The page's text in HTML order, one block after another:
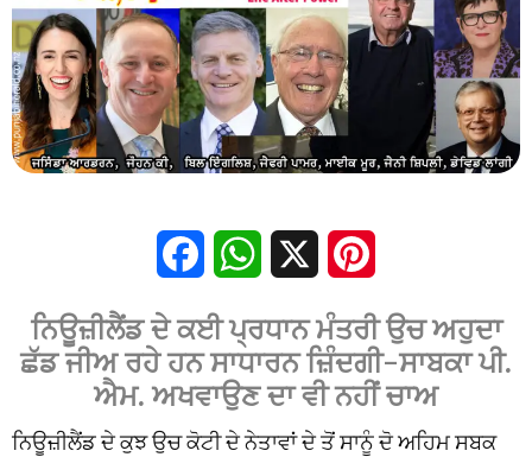
FacebookWhatsApp
ਨਿਊਜ਼ੀਲੈਂਡ ਦੇ ਕਈ ਪ੍ਰਧਾਨ ਮੰਤਰੀ ਉਚ ਅਹੁਦਾ
ਛੱਡ ਜੀਅ ਰਹੇ ਹਨ ਸਾਧਾਰਨ ਜ਼ਿੰਦਗੀ-ਸਾਬਕਾ ਪੀ.
ਐਮ. ਅਖਵਾਉਣ ਦਾ ਵੀ ਨਹੀਂ ਚਾਅ
ਨਿਊਜ਼ੀਲੈਂਡ ਦੇ ਕੁਝ ਉਚ ਕੋਟੀ ਦੇ ਨੇਤਾਵਾਂ ਦੇ ਤੋਂ ਸਾਨੂੰ ਦੋ ਅਹਿਮ ਸਬਕ